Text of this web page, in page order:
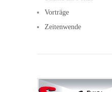
Vorträge
Zeitenwende